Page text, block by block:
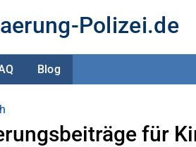
Polizei.de
Blog
für